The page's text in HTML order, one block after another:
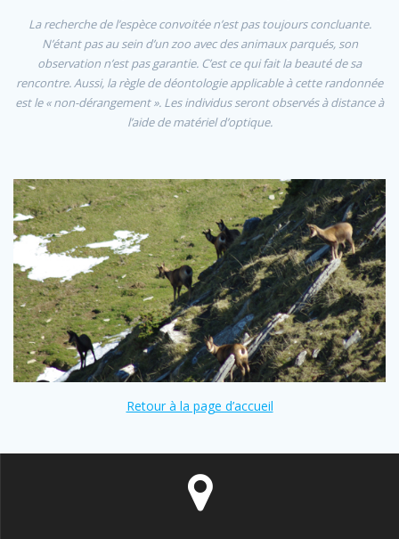
La recherche de l’espèce convoitée n’est pas toujours concluante.
N’étant pas au sein d’un zoo avec des animaux parqués, son
observation n’est pas garantie. C’est ce qui fait la beauté de sa
rencontre. Aussi, la règle de déontologie applicable à cette randonnée
est le « non-dérangement ». Les individus seront observés à distance à
l’aide de matériel d’optique.
Retour à la page d’accueil